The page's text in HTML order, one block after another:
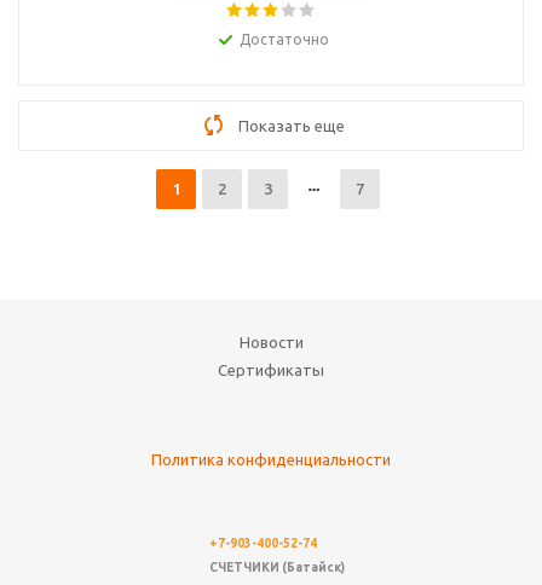
Достаточно
Показать еще
1 2 3 7
Новости
Сертификаты
Политика конфиденциальности
+7-903-400-52-74
СЧЕТЧИКИ (Батайск)